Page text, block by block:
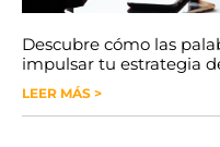
Descubre cómo las
impulsar tu estrategia
LEER MÁS >